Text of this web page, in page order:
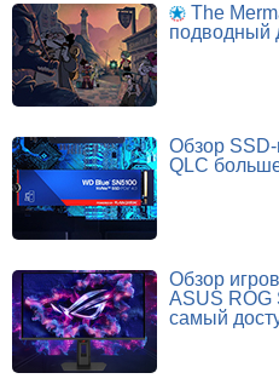
The
подводный
Обзор
QLC
Обзор
ASUS ROG
самый